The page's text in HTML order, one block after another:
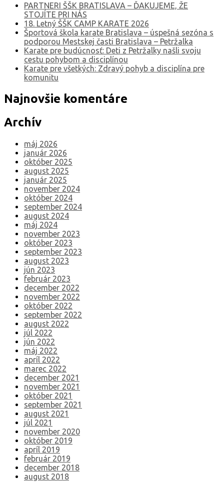
PARTNERI ŠŠK BRATISLAVA – ĎAKUJEME, ŽE
STOJÍTE PRI NÁS
18. Letný ŠŠK CAMP KARATE 2026
Športová škola karate Bratislava – úspešná sezóna s
podporou Mestskej časti Bratislava – Petržalka
Karate pre budúcnosť: Deti z Petržalky našli svoju
cestu pohybom a disciplínou
Karate pre všetkých: Zdravý pohyb a disciplína pre
komunitu
Najnovšie komentáre
Archív
máj 2026
január 2026
október 2025
august 2025
január 2025
november 2024
október 2024
september 2024
august 2024
máj 2024
november 2023
október 2023
september 2023
august 2023
jún 2023
február 2023
december 2022
november 2022
október 2022
september 2022
august 2022
júl 2022
jún 2022
máj 2022
apríl 2022
marec 2022
december 2021
november 2021
október 2021
september 2021
august 2021
júl 2021
november 2020
október 2019
apríl 2019
február 2019
december 2018
august 2018